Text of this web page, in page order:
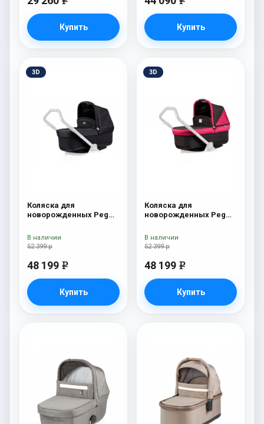
Купить Купить
3D
Коляска для
новорожденных Peg
Pop-Up) Onyx
52 399 р
48 199 e
Купить
В наличии
3D
Коляска для
новорожденных Peg
Pop-Up) Fleur
52 399 р
48 199 e
Купить
В наличии